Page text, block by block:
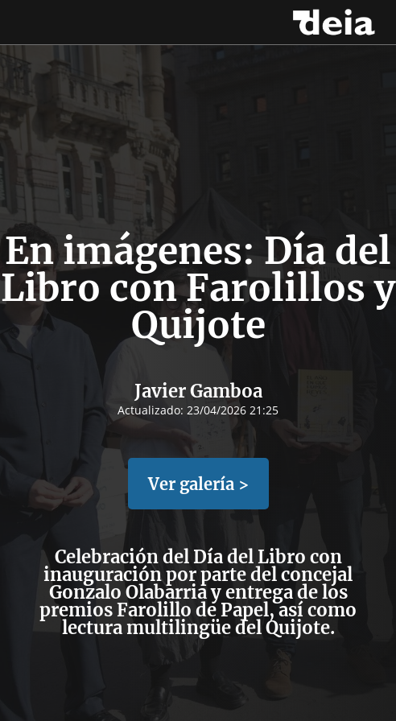
En imágenes: Día del
Libro con Farolillos y
Quijote
Javier Gamboa
Actualizado: 23/04/2026 21:25
Ver galería >
Celebración del Día del Libro con
inauguración por parte del concejal
Gonzalo Olabarria y entrega de los
premios Farolillo de Papel, así como
lectura multilingüe del Quijote.